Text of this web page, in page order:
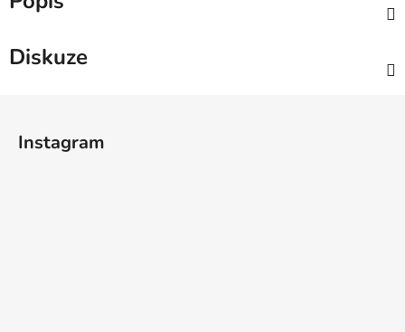
Diskuze
Instagram